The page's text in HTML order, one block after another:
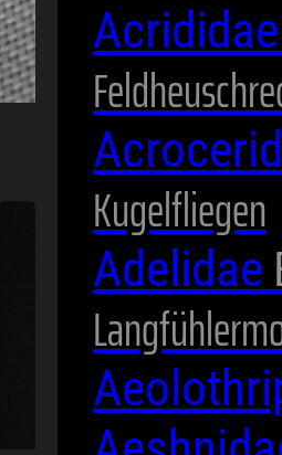
Kugelfliegen
Adelidae